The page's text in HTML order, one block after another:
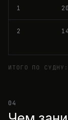
1
2
ИТОГО ПО
04